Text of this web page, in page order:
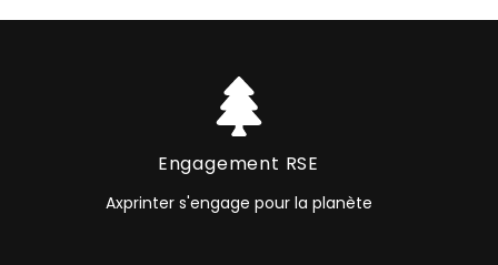
Engagement RSE
Axprinter s'engage pour la planète